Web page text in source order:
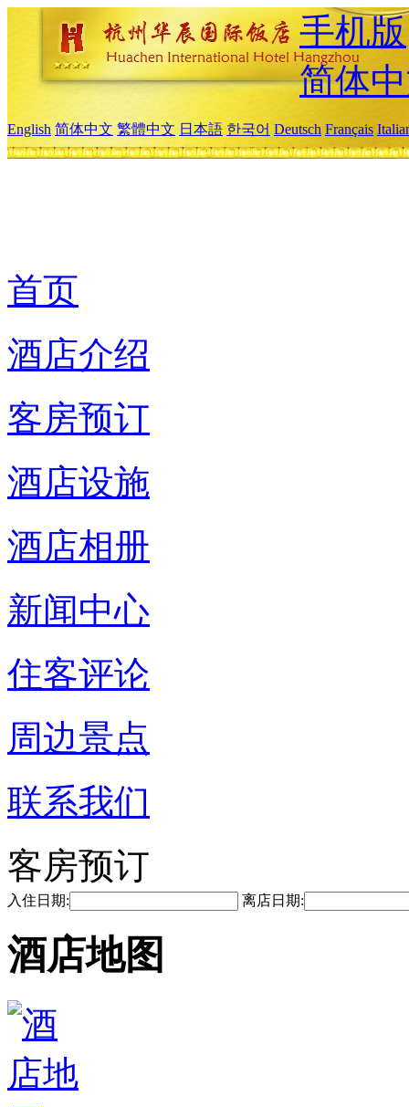
手机版
简体
English 简体中文 繁體中文 日本語 한국어 Deutsch Français
首页
酒店介绍
客房预订
酒店设施
酒店相册
新闻中心
住客评论
周边景点
联系我们
客房预订
入住日期: 离店日期:
酒店地图